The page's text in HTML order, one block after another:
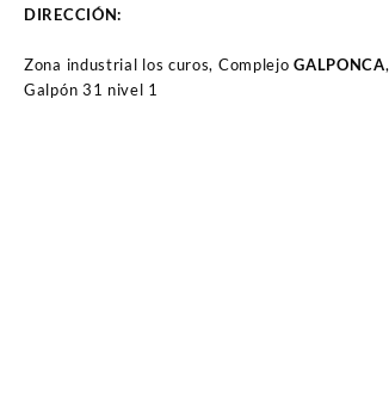
DIRECCIÓN:
Zona industrial los curos, ComplejoGALPONCA,
Galpón 31 nivel 1